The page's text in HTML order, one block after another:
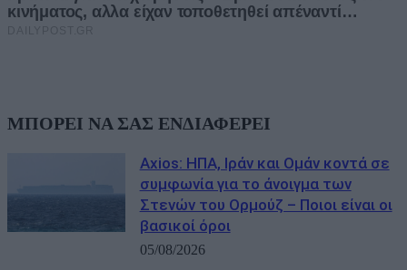
ΜΠΟΡΕΙ ΝΑ ΣΑΣ ΕΝΔΙΑΦΕΡΕΙ
Axios: ΗΠΑ, Ιράν και Ομάν κοντά σε
συμφωνία για το άνοιγμα των
Στενών του Ορμούζ – Ποιοι είναι οι
βασικοί όροι
05/08/2026